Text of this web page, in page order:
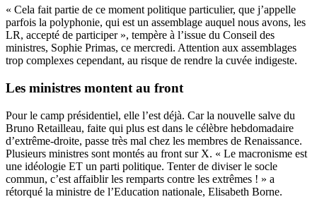
« Cela fait partie de ce moment politique particulier, que j’appelle
parfois la polyphonie, qui est un assemblage auquel nous avons, les
LR, accepté de participer », tempère à l’issue du Conseil des
ministres, Sophie Primas, ce mercredi. Attention aux assemblages
trop complexes cependant, au risque de rendre la cuvée indigeste.
Les ministres montent au front
Pour le camp présidentiel, elle l’est déjà. Car la nouvelle salve du
Bruno Retailleau, faite qui plus est dans le célèbre hebdomadaire
d’extrême-droite, passe très mal chez les membres de Renaissance.
Plusieurs ministres sont montés au front sur X. « Le macronisme est
une idéologie ET un parti politique. Tenter de diviser le socle
commun, c’est affaiblir les remparts contre les extrêmes ! » a
rétorqué la ministre de l’Education nationale, Elisabeth Borne.